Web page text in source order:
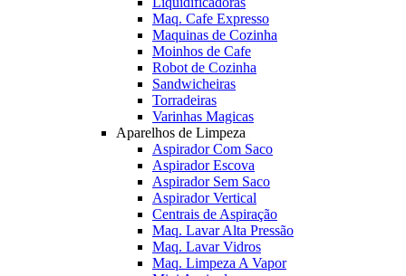
Maq. Cafe Expresso
Maquinas de Cozinha
Moinhos de Cafe
Robot de Cozinha
Sandwicheiras
Torradeiras
Varinhas Magicas
Aparelhos de Limpeza
Aspirador Com Saco
Aspirador Escova
Aspirador Sem Saco
Aspirador Vertical
Centrais de Aspiração
Maq. Lavar Alta Pressão
Maq. Lavar Vidros
Maq. Limpeza A Vapor